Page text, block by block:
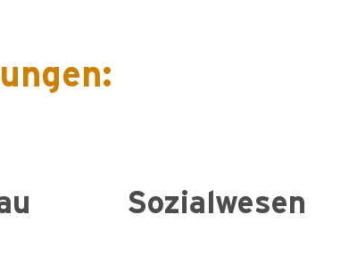
Sozialwesen